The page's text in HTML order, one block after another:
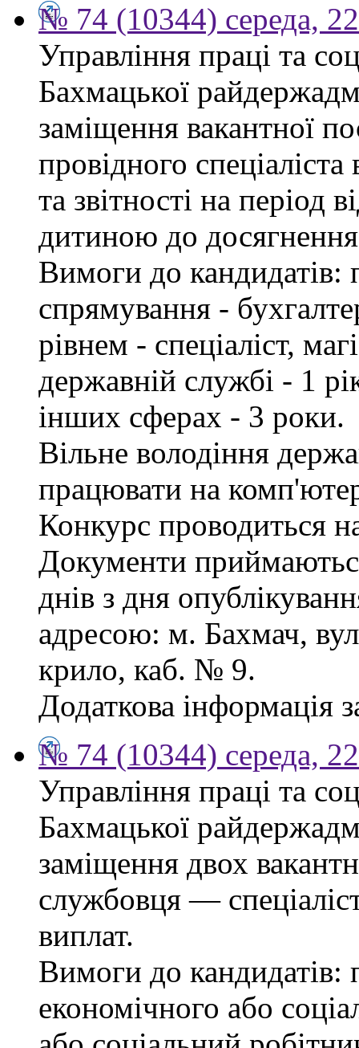
№ 74 (10344) середа,
Управління праці та
Бахмацької
заміщення вакантної
провідного спеціаліста
та звітності на період
дитиною до
Вимоги до кандидатів:
спрямування -
рівнем - спеціаліст,
державній службі - 1
інших сферах - 3 роки.
Вільне володіння
працювати на
Конкурс проводиться
Документи
днів з дня
адресою: м. Бахмач,
крило, каб. № 9.
Додаткова інформація
№ 74 (10344) середа,
Управління праці та
Бахмацької
заміщення двох
службовця —
виплат.
Вимоги до кандидатів:
економічного або